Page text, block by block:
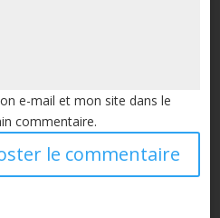
e-mail et mon site dans le
commentaire.